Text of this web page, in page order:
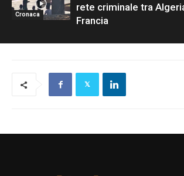
Cronaca
rete criminale tra
Francia